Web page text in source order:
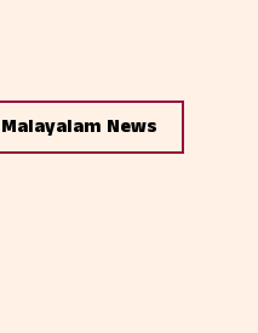
Malayalam News